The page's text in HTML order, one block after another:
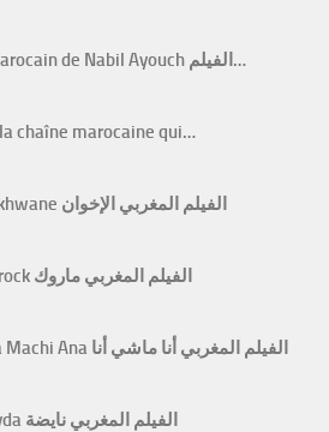
Zin Li Fik Le film Marocain de Nabil Ayouch الفيلم…
chaîne marocaine qui…
Film marocain Al Ikhwane الفيلم المغربي الإخوان
Film Marocain Marock الفيلم المغربي ماروك
Film marocain Ana Machi Ana الفيلم المغربي أنا ماشي أنا
Film marocain Nayda الفيلم المغربي نايضة